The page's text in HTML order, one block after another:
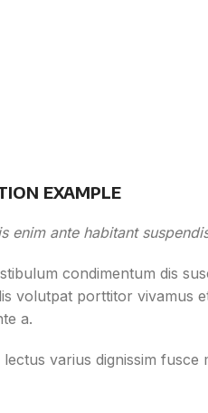
EXAMPLE
enim ante habitant
condimentum dis
volutpat porttitor vivamus
a.
varius dignissim